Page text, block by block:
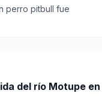
perro pitbull fue
del río Motupe en